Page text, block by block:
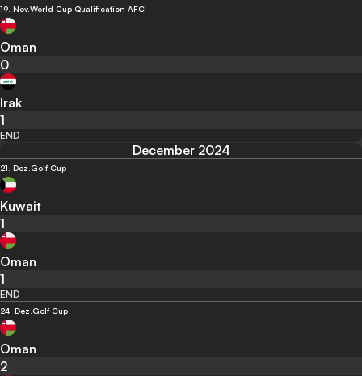
19. Nov.World Cup Qualification AFC
Oman
0
Irak
1
END
December 2024
21. Dez.Golf Cup
Kuwait
1
Oman
1
END
24. Dez.Golf Cup
Oman
2